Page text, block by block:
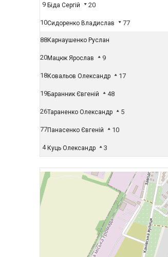
9 Біда Сергій 20
10Сидоренко Владислав 77
88Карнаушенко Руслан
20Мацюк Ярослав 9
18Ковальов Олександр 17
19Баранник Євгеній 48
26Тараненко Олександр 5
77Панасенко Євгеній 10
4 Куць Олександр 3